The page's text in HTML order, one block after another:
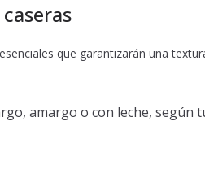
que garantizarán una
amargo o con leche, según